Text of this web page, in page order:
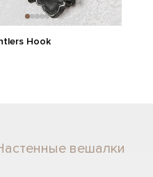
Hook
вешалки